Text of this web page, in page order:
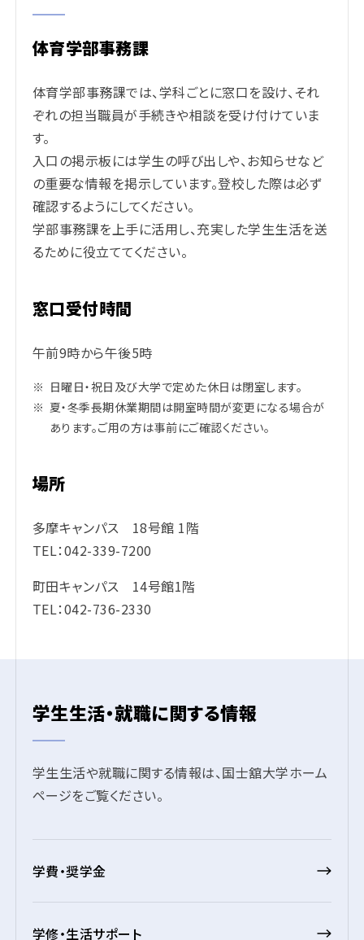
体育学部事務課
体育学部事務課では、学科ごとに窓口を設け、それ
ぞれの担当職員が手続きや相談を受け付けていま
す。
入口の掲示板には学生の呼び出しや、お知らせなど
の重要な情報を掲示しています。登校した際は必ず
確認するようにしてください。
学部事務課を上手に活用し、充実した学生生活を送
るために役立ててください。
窓口受付時間
午前9時から午後5時
※ 日曜日・祝日及び大学で定めた休日は閉室します。
※ 夏・冬季長期休業期間は開室時間が変更になる場合が
あります。ご用の方は事前にご確認ください。
場所
多摩キャンパス 18号館 1階
TEL：042-339-7200
町田キャンパス 14号館1階
TEL：042-736-2330
学生生活・就職に関する情報
学生生活や就職に関する情報は、国士舘大学ホーム
ページをご覧ください。
学費・奨学金
学修・生活サポート